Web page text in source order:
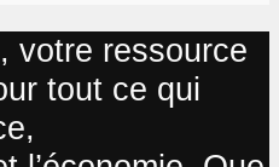
votre ressource
tout ce qui